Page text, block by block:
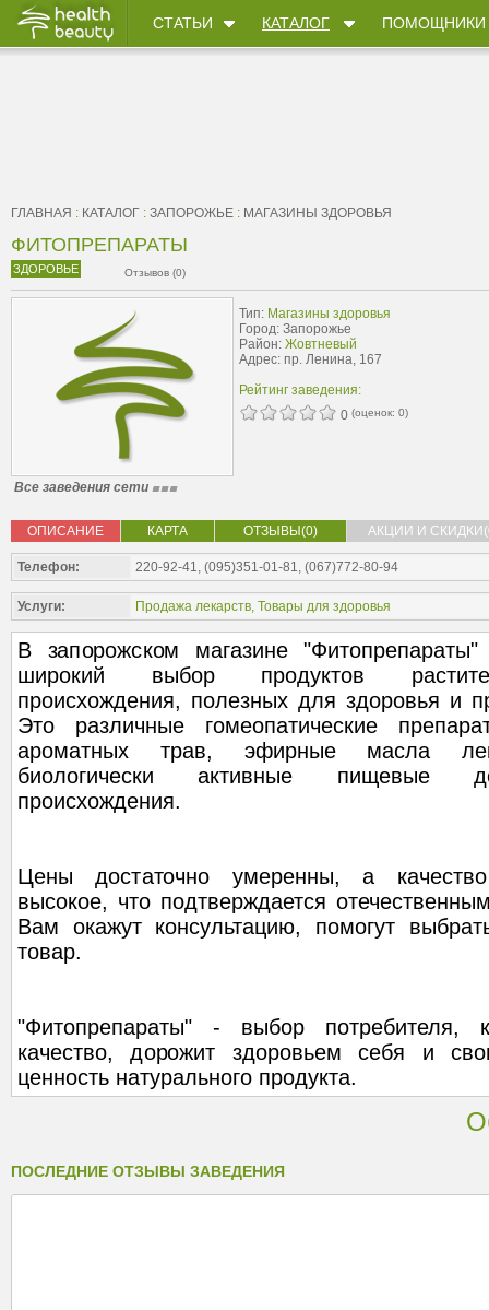
СТАТЬИ КАТАЛОГ ПОМОЩНИКИ
ГЛАВНАЯ : КАТАЛОГ : ЗАПОРОЖЬЕ : МАГАЗИНЫ ЗДОРОВЬЯ
ФИТОПРЕПАРАТЫ
ЗДОРОВЬЕ Отзывов (0)
Тип: Магазины здоровья
Город: Запорожье
Район: Жовтневый
Адрес: пр. Ленина, 167
Рейтинг заведения:
0 (оценок: 0)
Все заведения сети
ОПИСАНИЕ КАРТА ОТЗЫВЫ(0) АКЦИИ И
Телефон: 220-92-41, (095)351-01-81, (067)772-80-94
Услуги: Продажа лекарств, Товары для здоровья
В запорожском магазине
широкий выбор продуктов
происхождения, полезных для здоровья и
Это различные гомеопатические
ароматных трав, эфирные масла
биологически активные пищевые
происхождения.
Цены достаточно умеренны, а
высокое, что подтверждается
Вам окажут консультацию, помогут
товар.
"Фитопрепараты" - выбор потребителя,
качество, дорожит здоровьем себя и
ценность натурального продукта.
ПОСЛЕДНИЕ ОТЗЫВЫ ЗАВЕДЕНИЯ